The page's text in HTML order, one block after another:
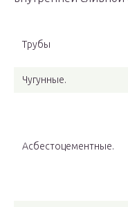
Трубы
Чугунные.
Асбестоцементные.